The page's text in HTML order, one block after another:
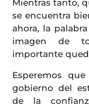
Mientras tanto,
se encuentra
ahora, la
imagen de
importante
Esperemos
gobierno del
de la